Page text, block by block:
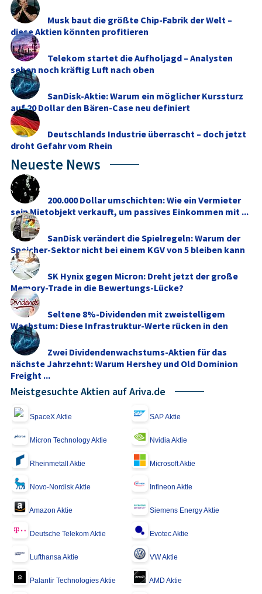
Musk baut die größte Chip-Fabrik der Welt –
diese Aktien könnten profitieren
Telekom startet die Aufholjagd – Analysten
sehen noch kräftig Luft nach oben
SanDisk-Aktie: Warum ein möglicher Kurssturz
auf 20 Dollar den Bären-Case neu definiert
Deutschlands Industrie überrascht – doch jetzt
droht Gefahr vom Rhein
Neueste News
200.000 Dollar umschichten: Wie ein Vermieter
sein Mietobjekt verkauft, um passives Einkommen mit ...
SanDisk verändert die Spielregeln: Warum der
Speicher-Sektor nicht bei einem KGV von 5 bleiben kann
SK Hynix gegen Micron: Dreht jetzt der große
Memory‑Trade in die Bewertungs-Lücke?
Seltene 8%-Dividenden mit zweistelligem
Wachstum: Diese Infrastruktur-Werte rücken in den
Fokus
Zwei Dividendenwachstums-Aktien für das
nächste Jahrzehnt: Warum Hershey und Old Dominion
Freight ...
Meistgesuchte Aktien auf Ariva.de
SpaceX Aktie SAP Aktie
Micron Technology Aktie Nvidia Aktie
Rheinmetall Aktie Microsoft Aktie
Novo-Nordisk Aktie Infineon Aktie
Amazon Aktie Siemens Energy Aktie
Deutsche Telekom Aktie Evotec Aktie
Lufthansa Aktie VW Aktie
Palantir Technologies Aktie AMD Aktie